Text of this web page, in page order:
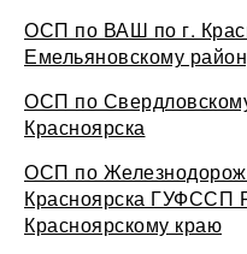
ОСП по ВАШ по г.
Емельяновскому
ОСП по
Красноярска
ОСП по
Красноярска ГУФССП
Красноярскому краю